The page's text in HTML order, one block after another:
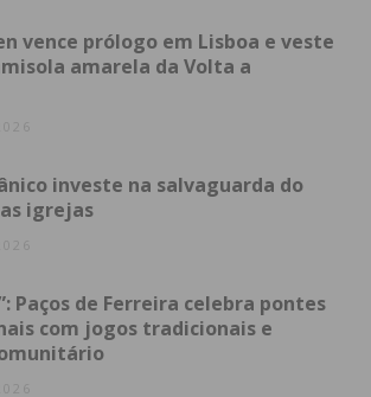
alguns truques de circo e,
a encenar histórias com
5, “abre-se novamente o pano” às
de teatro
, uma criação da
Daninha, um espetáculo entre a
como elemento cenográfico, um
para uma apresentação poética
a relação entre o corpo e a
vence prólogo em Lisboa e veste
amarela da Volta a
investe na salvaguarda do
igrejas
Paços de Ferreira celebra pontes
com jogos tradicionais e